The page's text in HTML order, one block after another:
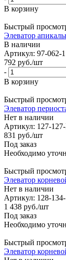
В корзину
Быстрый
Элеватор
В наличии
Артикул: 97-062-1
792 руб./шт
-
В корзину
Быстрый
Элеватор
Нет в наличии
Артикул: 127-
831 руб./шт
Под заказ
Необходимо
Быстрый
Элеватор
Нет в наличии
Артикул: 128-
1 438 руб./шт
Под заказ
Необходимо
Быстрый
Элеватор